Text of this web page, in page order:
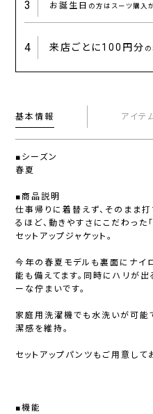
3 お誕生日 の方はスーツ購入
4 来店ごとに100円分
基本情報 アイテ
■シーズン
春夏
■商品説明
仕事帰りに着替えず、そのまま
るほど、動きやすさにこだわった
セットアップジャケット。
今年の春夏モデルも裏面にナイ
能も備えてます。同時にハリが出
ーな佇まいです。
家庭用洗濯機でも水洗いが可能
潔感を維持。
セットアップパンツもご用意して
■機能